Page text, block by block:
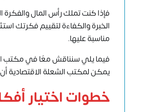
فإذا كنت تملك رأس المال والفكرة
الخبرة والكفاءة لتقييم فكرتك
مناسبة عليها.
فيما يلي سنناقش معًا في مكتب
يمكنلمكتب الشعلة الاقتصادية
خطوات اختيار